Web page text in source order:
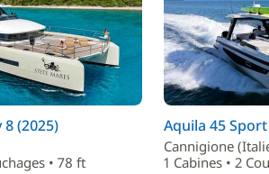
(2025)
• 78 ft
Aquila 45
Cannigione
1 Cabines • 2